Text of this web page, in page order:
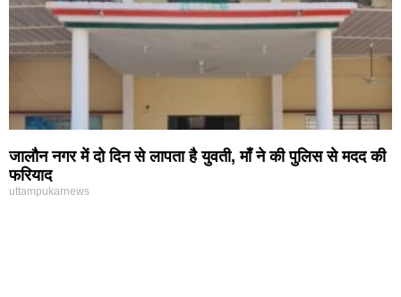
जालौन नगर में दो दिन से लापता है युवती, माँ ने की पुलिस से मदद की
फरियाद
uttampukarnews